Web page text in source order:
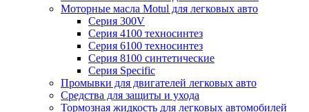
Моторные масла Motul для легковых авто
Серия 300V
Серия 4100 техносинтез
Серия 6100 техносинтез
Серия 8100 синтетические
Серия Specific
Промывки для двигателей легковых авто
Средства для защиты и ухода
Тормозная жидкость для легковых автомобилей